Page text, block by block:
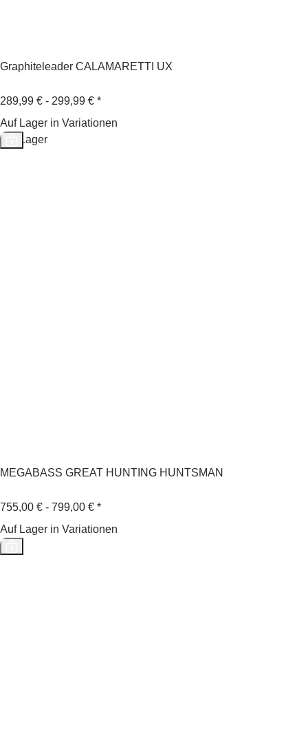
Graphiteleader CALAMARETTI UX
289,99 € - 299,99 € *
Auf Lager in Variationen
Auf Lager
MEGABASS GREAT HUNTING HUNTSMAN
755,00 € - 799,00 € *
Auf Lager in Variationen
Top